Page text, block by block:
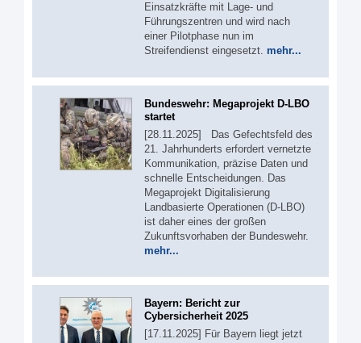
Einsatzkräfte mit Lage- und
Führungszentren und wird nach
einer Pilotphase nun im
Streifendienst eingesetzt. mehr...
Bundeswehr: Megaprojekt D-LBO
startet
[28.11.2025] Das Gefechtsfeld des
21. Jahrhunderts erfordert vernetzte
Kommunikation, präzise Daten und
schnelle Entscheidungen. Das
Megaprojekt Digitalisierung
Landbasierte Operationen (D-LBO)
ist daher eines der großen
Zukunftsvorhaben der Bundeswehr.
mehr...
Bayern: Bericht zur
Cybersicherheit 2025
[17.11.2025] Für Bayern liegt jetzt